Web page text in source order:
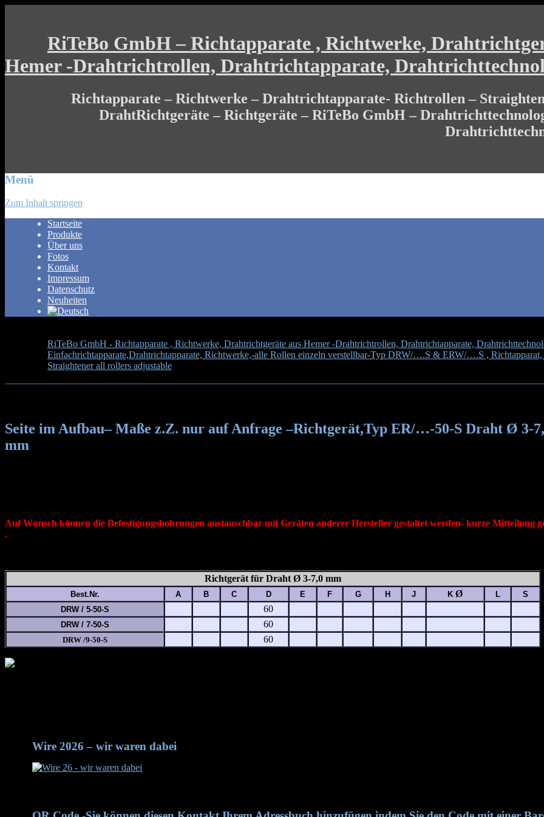
RiTeBo GmbH – Richtapparate , Richtwerke,
Hemer -Drahtrichtrollen, Drahtrichtapparate,
Richtapparate – Richtwerke – Drahtrichtapparate- Richtrollen –
DrahtRichtgeräte – Richtgeräte – RiTeBo GmbH –
Menü
Zum Inhalt springen
Startseite
Produkte
Über uns
Fotos
Kontakt
Impressum
Datenschutz
Neuheiten
RiTeBo GmbH - Richtapparate , Richtwerke, Drahtrichtgeräte aus Hemer -Drahtrichtrollen, Drahtrichtapparate,
Einfachrichtapparate,Drahtrichtapparate, Richtwerke,-alle Rollen einzeln verstellbar-Typ DRW/….S & ERW/….S , Richtapparat,
Straightener all rollers adjustable
Seite im Aufbau– Maße z.Z. nur auf Anfrage –Richtgerät,Typ ER/…-50-S Draht Ø 3-
mm
Auf Wunsch können die Befestigungsbohrungen austauschbar mit Geräten anderer Hersteller gestaltet werden- kurze Mitteilung
.
Richtgerät für Draht Ø 3-7,0 mm
Best.Nr. A B C D E F G H J K Ø L
S
DRW / 5-50-S
60
DRW / 7-50-S 60
DRW /9-50-S 60
Wire 2026 – wir waren dabei